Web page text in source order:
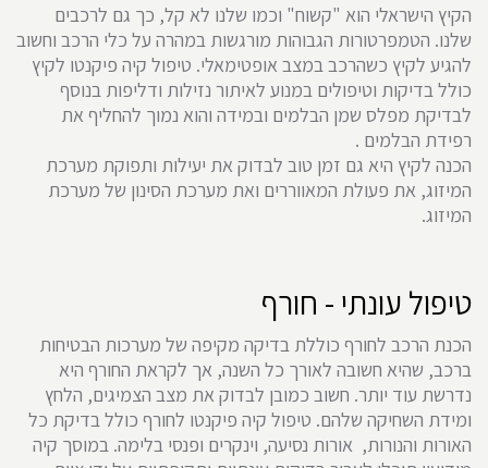
הקיץ הישראלי הוא "קשוח" וכמו שלנו לא קל, כך גם לרכבים
שלנו. הטמפרטורות הגבוהות מורגשות במהרה על כלי הרכב וחשוב
להגיע לקיץ כשהרכב במצב אופטימאלי. טיפול קיה פיקנטו לקיץ
כולל בדיקות וטיפולים במנוע לאיתור נזילות ודליפות בנוסף
לבדיקת מפלס שמן הבלמים ובמידה והוא נמוך להחליף את
רפידת הבלמים .
הכנה לקיץ היא גם זמן טוב לבדוק את יעילות ותפוקת מערכת
המיזוג, את פעולת המאווררים ואת מערכת הסינון של מערכת
המיזוג.
טיפול עונתי - חורף
הכנת הרכב לחורף כוללת בדיקה מקיפה של מערכות הבטיחות
ברכב, שהיא חשובה לאורך כל השנה, אך לקראת החורף היא
נדרשת עוד יותר. חשוב כמובן לבדוק את מצב הצמיגים, הלחץ
ומידת השחיקה שלהם. טיפול קיה פיקנטו לחורף כולל בדיקת כל
האורות והנורות, אורות נסיעה, וינקרים ופנסי בלימה. במוסך קיה